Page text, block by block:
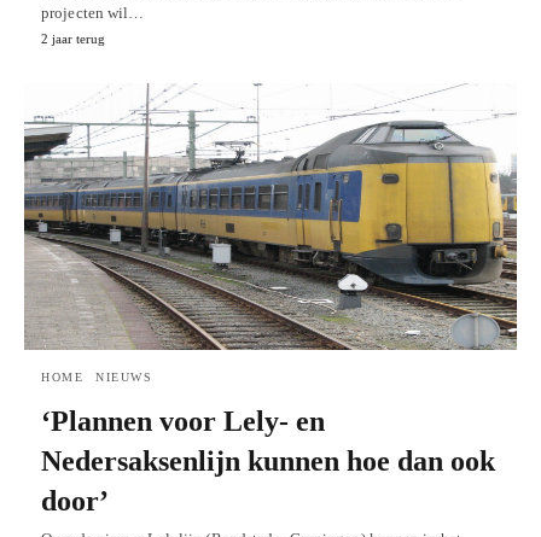
projecten wil…
2 jaar terug
HOME NIEUWS
‘Plannen voor Lely- en
Nedersaksenlijn kunnen hoe dan ook
door’